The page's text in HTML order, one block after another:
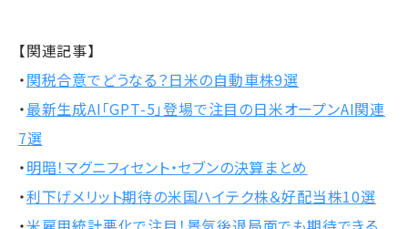
【関連記事】
・関税合意でどうなる？日米の自動車株9選
・最新生成AI「GPT-5」登場で注目の日米オープンAI関連
7選
・明暗！マグニフィセント・セブンの決算まとめ
・利下げメリット期待の米国ハイテク株＆好配当株10選